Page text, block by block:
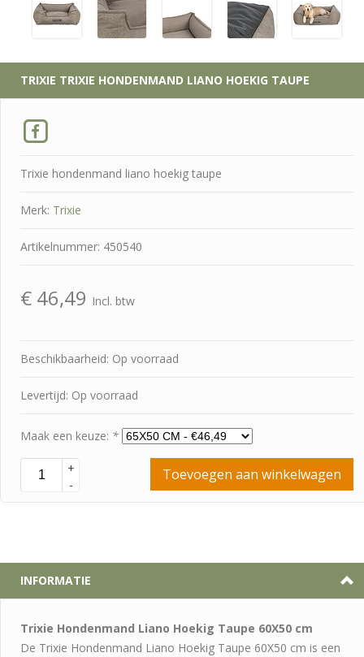
TRIXIE TRIXIE HONDENMAND LIANO HOEKIG TAUPE
Trixie hondenmand liano hoekig taupe
Merk: Trixie
Artikelnummer: 450540
€ 46,49 Incl. btw
Beschikbaarheid: Op voorraad
Levertijd: Op voorraad
Maak een keuze: *
+
-
Toevoegen aan winkelwagen
INFORMATIE
Trixie Hondenmand Liano Hoekig Taupe 60X50 cm
De Trixie Hondenmand Liano Hoekig Taupe 60X50 cm is een